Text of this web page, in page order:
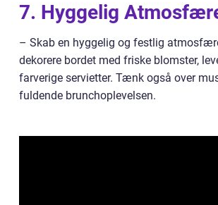
7. Hyggelig
– Skab en hyggelig og festlig
dekorere bordet med friske blomster,
farverige servietter. Tænk også over
fuldende brunchoplevelsen.